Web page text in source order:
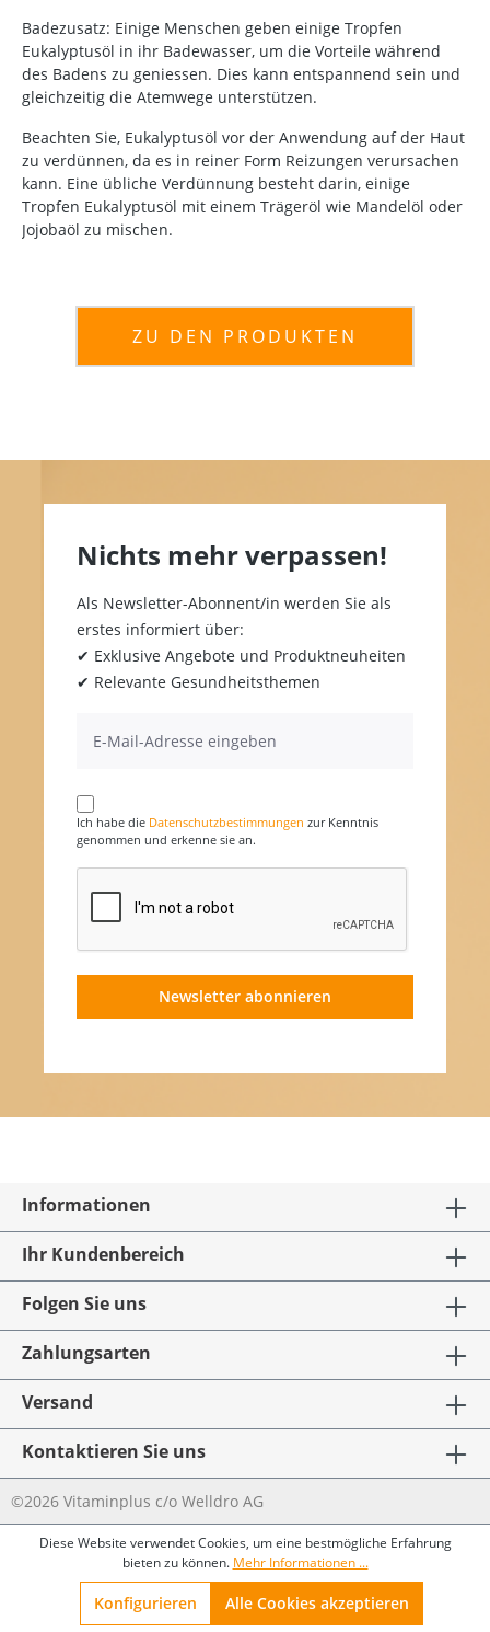
Badezusatz: Einige Menschen geben einige Tropfen
Eukalyptusöl in ihr Badewasser, um die Vorteile während
des Badens zu geniessen. Dies kann entspannend sein und
gleichzeitig die Atemwege unterstützen.
Beachten Sie, Eukalyptusöl vor der Anwendung auf der Haut
zu verdünnen, da es in reiner Form Reizungen verursachen
kann. Eine übliche Verdünnung besteht darin, einige
Tropfen Eukalyptusöl mit einem Trägeröl wie Mandelöl oder
Jojobaöl zu mischen.
ZU DEN PRODUKTEN
Nichts mehr verpassen!
Als Newsletter-Abonnent/in werden Sie als
erstes informiert über:
✔ Exklusive Angebote und Produktneuheiten
✔ Relevante Gesundheitsthemen
Ich habe die Datenschutzbestimmungen zur Kenntnis
genommen und erkenne sie an.
Newsletter abonnieren
Informationen
Ihr Kundenbereich
Folgen Sie uns
Zahlungsarten
Versand
Kontaktieren Sie uns
©2026 Vitaminplus c/o Welldro AG
Diese Website verwendet Cookies, um eine bestmögliche Erfahrung
bieten zu können. Mehr Informationen ...
Konfigurieren Alle Cookies akzeptieren